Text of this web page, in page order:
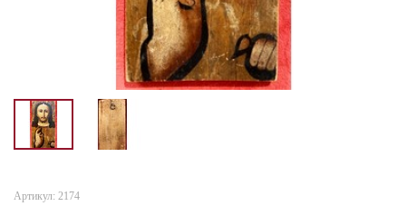
Артикул: 2174